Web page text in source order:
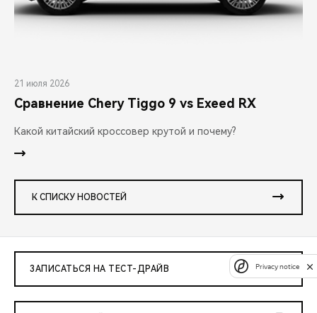
21 июля 2026
Сравнение Chery Tiggo 9 vs Exeed RX
Какой китайский кроссовер крутой и почему?
К СПИСКУ НОВОСТЕЙ
ЗАПИСАТЬСЯ НА ТЕСТ-ДРАЙВ Privacy notice